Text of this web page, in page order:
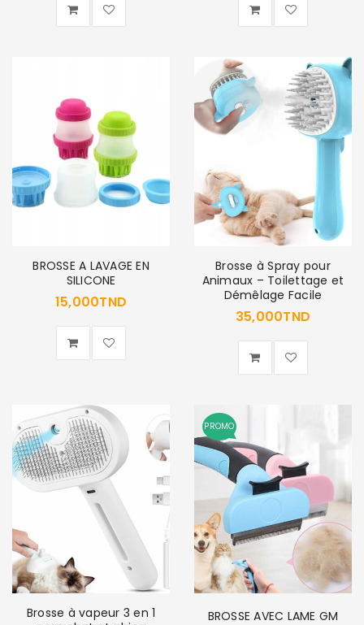
CONNECTER
de passe*
DE PASSE PERDU ?
BROSSE A LAVAGE EN
SILICONE
15,000TND
Brosse à Spray pour
Animaux – Toilettage et
Démêlage Facile
35,000TND
Brosse à vapeur 3 en 1
PROMO
BROSSE AVEC LAME GM